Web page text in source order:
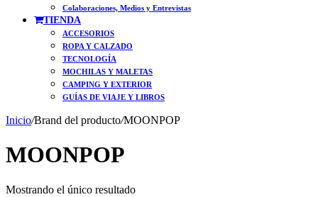
Colaboraciones, Medios y Entrevistas
TIENDA
ACCESORIOS
ROPA Y CALZADO
TECNOLOGÍA
MOCHILAS Y MALETAS
CAMPING Y EXTERIOR
GUÍAS DE VIAJE Y LIBROS
Inicio/Brand del producto/MOONPOP
MOONPOP
Mostrando el único resultado